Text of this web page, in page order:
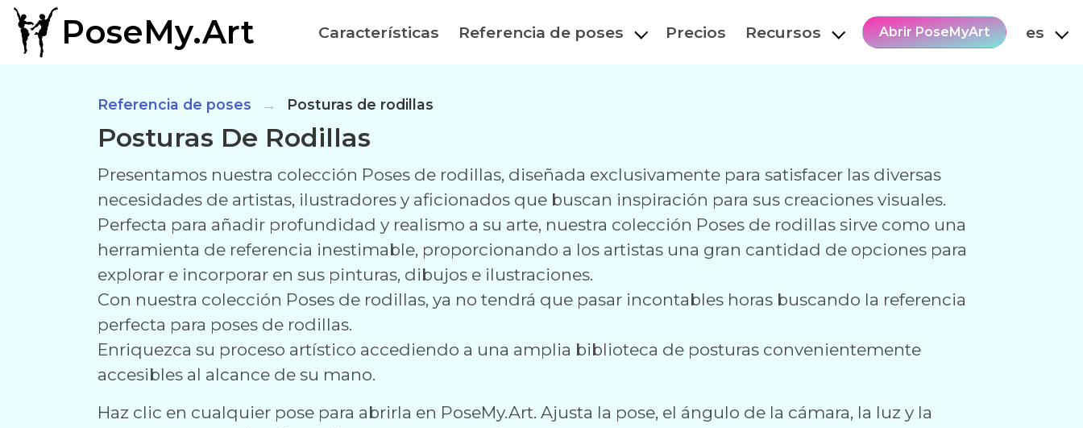
PoseMy.Art Características Referencia de poses Precios Recursos Abrir PoseMyArt es
Referencia de poses Posturas de rodillas
Posturas De Rodillas
Presentamos nuestra colección Poses de rodillas, diseñada exclusivamente para satisfacer las diversas
necesidades de artistas, ilustradores y aficionados que buscan inspiración para sus creaciones visuales.
Perfecta para añadir profundidad y realismo a su arte, nuestra colección Poses de rodillas sirve como una
herramienta de referencia inestimable, proporcionando a los artistas una gran cantidad de opciones para
explorar e incorporar en sus pinturas, dibujos e ilustraciones.
Con nuestra colección Poses de rodillas, ya no tendrá que pasar incontables horas buscando la referencia
perfecta para poses de rodillas.
Enriquezca su proceso artístico accediendo a una amplia biblioteca de posturas convenientemente
accesibles al alcance de su mano.
Haz clic en cualquier pose para abrirla en PoseMy.Art. Ajusta la pose, el ángulo de la cámara, la luz y la